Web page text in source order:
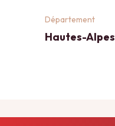
Département
Hautes-Alpes